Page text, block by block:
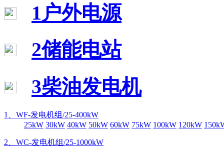
1户外电源
2储能电站
3柴油发电机
1、WF-发电机组/25-400kW
25kW 30kW 40kW 50kW 60kW 75kW 100kW 120kW
2、WC-发电机组/25-1000kW